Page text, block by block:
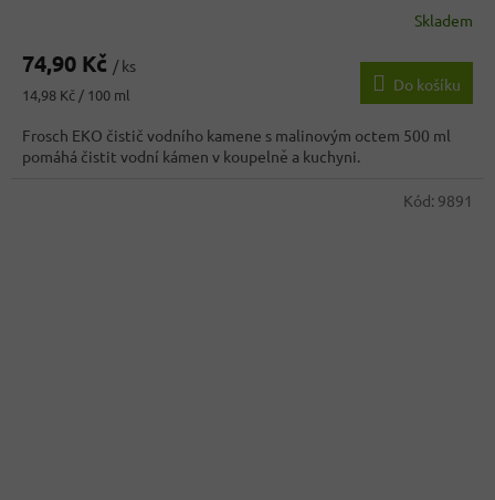
produktu
3,6
z
5
hvězdiček.
Skladem
74,90 Kč / ks
Měrná
14,98 Kč / 100 ml
Do košíku
Frosch EKO čistič vodního kamene s malinovým octem 500 ml
pomáhá čistit vodní kámen v koupelně a kuchyni.
Kód: 9891